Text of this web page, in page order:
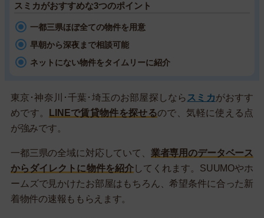
スミカがおすすめな3つのポイント
一都三県ほぼ全ての物件を用意
早朝から深夜まで相談可能
ネットにない物件をタイムリーに紹介
東京･神奈川･千葉･埼玉のお部屋探しならスミカがおすす
めです。
LINEで賃貸物件を探せるので、気軽に使える点
が強みです。
一都三県の全域に対応していて、 業者専用のデータベース
からダイレクトに物件を紹介してくれます。SUUMOやホ
ームズで見かけたお部屋はもちろん、希望条件に合った新
着物件の速報ももらえます。